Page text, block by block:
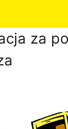
za